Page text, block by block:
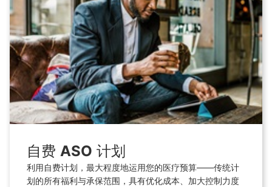
自费 ASO 计划
利用自费计划，最大程度地运用您的医疗预算——传统计
划的所有福利与承保范围，具有优化成本、加大控制力度